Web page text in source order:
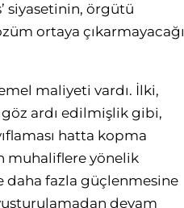
siyasetinin, örgütü
ortaya çıkarmayacağı
maliyeti vardı. İlki,
göz ardı edilmişlik gibi,
hatta kopma
muhaliflere yönelik
daha fazla güçlenmesine
devam